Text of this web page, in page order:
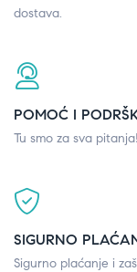
dostava.
POMOĆ I
Tu smo za sva pitanja!
SIGURNO
Sigurno plaćanje i